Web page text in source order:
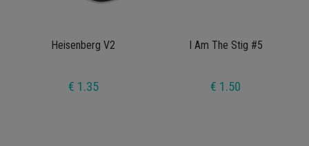
Heisenberg V2
€ 1.35
I Am The Stig #5
€ 1.50